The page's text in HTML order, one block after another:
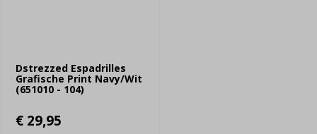
Dstrezzed Espadrilles
Grafische Print Navy/Wit
(651010 - 104)
€ 29,95